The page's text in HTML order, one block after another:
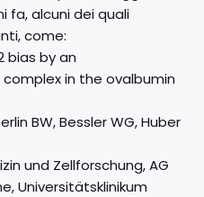
fa, alcuni dei quali
come:
bias by an
in the ovalbumin
BW, Bessler WG, Huber
und Zellforschung, AG
Universitätsklinikum